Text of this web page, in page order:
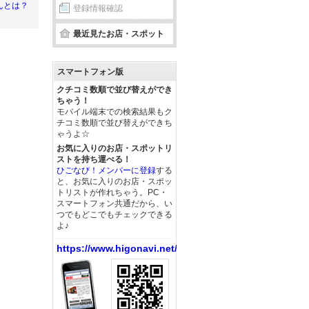
とは？ 登録情報確認
最近見たお店・スポット
スマートフォン版
クチコミ数順で並び替えができ
ちゃう！
モバイル端末での検索結果もク
チコミ数順で並び替えができち
ゃうよ☆
お気に入りのお店・スポットリ
ストを持ち運べる！
ひごなび！メンバーに登録する
と、お気に入りのお店・スポッ
トリストが作れちゃう。PC・
スマートフォン共通だから、い
つでもどこでもチェックできる
よ♪
https://www.higonavi.net/